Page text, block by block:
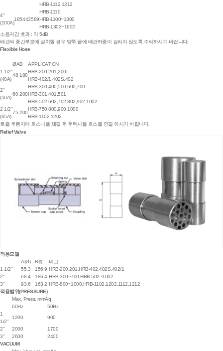
HRB-1112,1212
4"
(100A)
185443589
HRB-1110
HRB-1100~1300
HRB-1302~1602
소음저감 효과 : 약 5dB
배관의 중간부분에 설치할 경우 양쪽 끝에 배관하중이 걸리지 않도록 주의하시기 바랍니다.
Flexible Hose
ØAB
APPLICATION
1 1/2"
(40A)
48 180
HRB-200,201,200I
HRB-402/1,402S,402
2"
(50A)
60 200
HRB-300,400,500,600,700
HRB-301,401,501
HRB-502,602,702,802,902,1002
2 1/2"
(65A)
75 200
HRB-750,800,900,1000
HRB-1102,1202
토출 후렌지에 호스니플 체결 후 후렉시블 호스를 연결 하시기 바랍니다.
Relief Valve
적용모델
A(Ø)
B(ℓ)
비고
1 1/2"
55.3 156.9 HRB-200,201,HRB-402,402S,402/1
2"
68.4 186.4 HRB-300~700,HRB-502~1002
3"
93.6 163.2 HRB-800~1000,HRB-1102,1202,1112,1212
적용범위(PRESSURE)
Max, Press, mmAq
60Hz
50Hz
1
1/2"
1200 900
2" 2000
1700
3"
2600
2400
VACUUM